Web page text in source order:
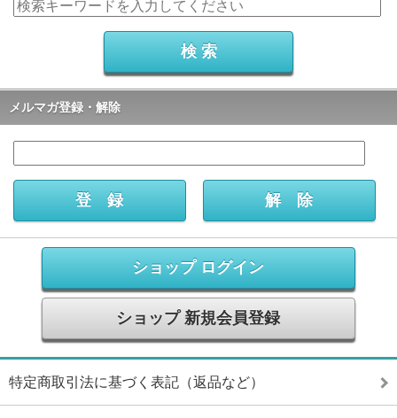
メルマガ登録・解除
ショップ ログイン
ショップ 新規会員登録
特定商取引法に基づく表記（返品など）